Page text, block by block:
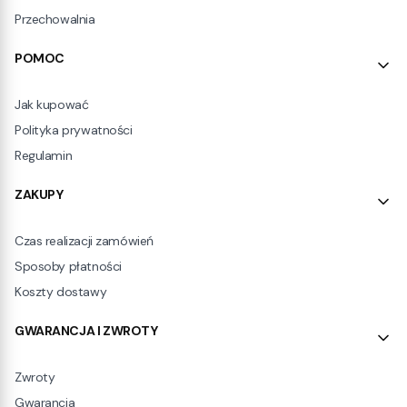
Przechowalnia
POMOC
Jak kupować
Polityka prywatności
Regulamin
ZAKUPY
Czas realizacji zamówień
Sposoby płatności
Koszty dostawy
GWARANCJA I ZWROTY
Zwroty
Gwarancja